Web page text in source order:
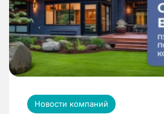
Новости компаний